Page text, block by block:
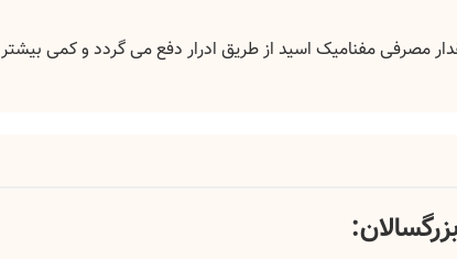
غیرفعال می شود. تقریبا 52%مقدار مصرفی مفنامیک اسید از طریق ادرار دفع می گردد و کمی بیشتر